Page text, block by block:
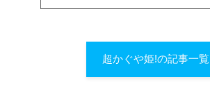
超かぐや姫!の記事一覧